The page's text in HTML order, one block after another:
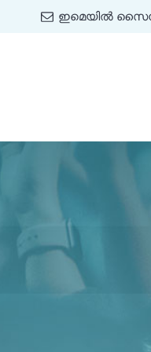
ഇമെയിൽ